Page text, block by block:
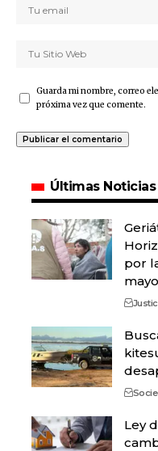
Guarda mi nombre, correo
próxima vez que comente.
Últimas Noticias
por
Ley